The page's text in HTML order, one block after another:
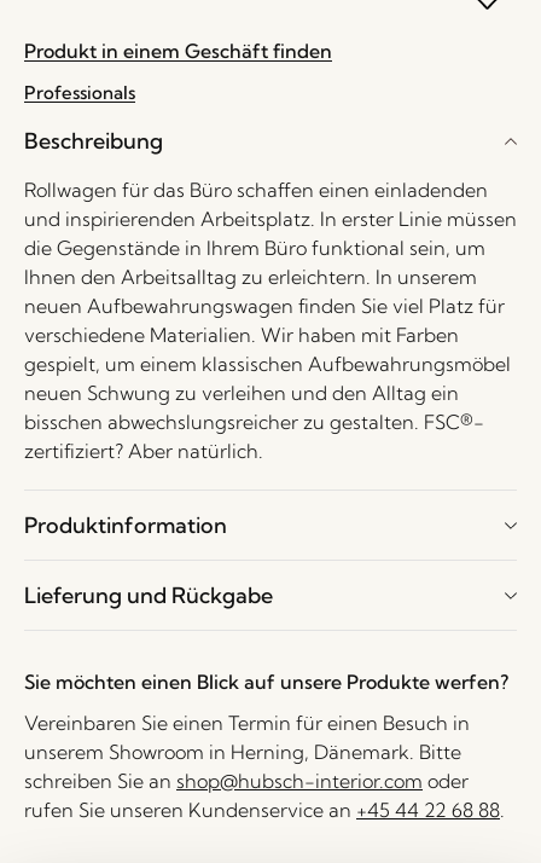
Produkt in einem Geschäft finden
Professionals
Beschreibung
Rollwagen für das Büro schaffen einen einladenden
und inspirierenden Arbeitsplatz. In erster Linie müssen
die Gegenstände in Ihrem Büro funktional sein, um
Ihnen den Arbeitsalltag zu erleichtern. In unserem
neuen Aufbewahrungswagen finden Sie viel Platz für
verschiedene Materialien. Wir haben mit Farben
gespielt, um einem klassischen Aufbewahrungsmöbel
neuen Schwung zu verleihen und den Alltag ein
bisschen abwechslungsreicher zu gestalten. FSC®-
zertifiziert? Aber natürlich.
Produktinformation
Lieferung und Rückgabe
Sie möchten einen Blick auf unsere Produkte werfen?
Vereinbaren Sie einen Termin für einen Besuch in
unserem Showroom in Herning, Dänemark. Bitte
schreiben Sie an shop@hubsch-interior.com oder
rufen Sie unseren Kundenservice an +45 44 22 68 88.